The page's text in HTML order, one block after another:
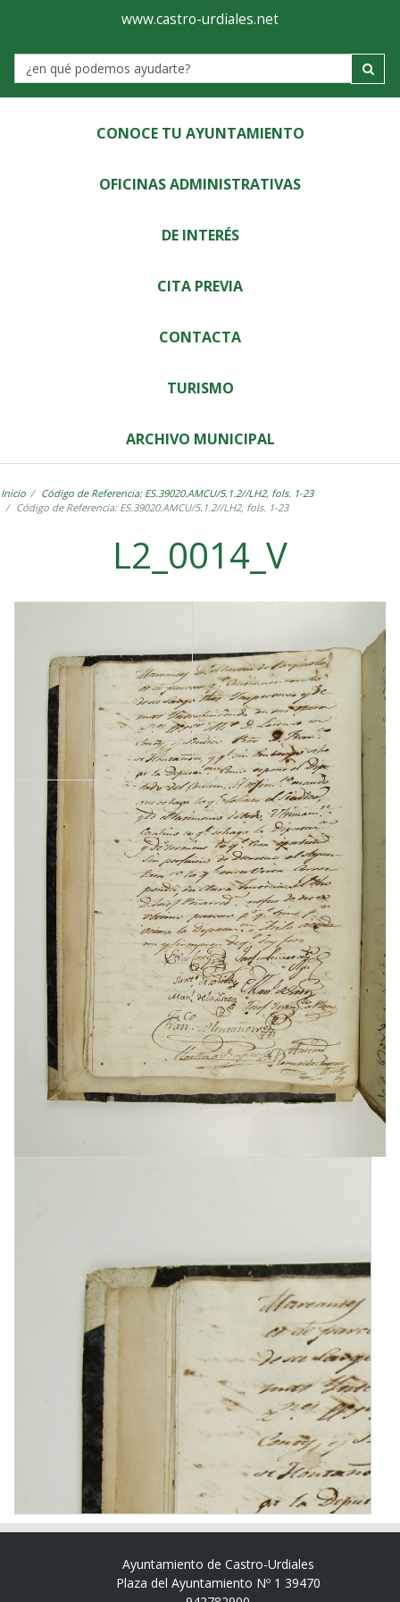
Ayuntamiento
de
Castro-
Urdiales
www.castro-urdiales.net
Label
CONOCE TU AYUNTAMIENTO
OFICINAS ADMINISTRATIVAS
DE INTERÉS
CITA PREVIA
CONTACTA
TURISMO
ARCHIVO MUNICIPAL
Inicio
Código de Referencia: ES.39020.AMCU/5.1.2//LH2, fols. 1-23
Código de Referencia: ES.39020.AMCU/5.1.2//LH2, fols. 1-23
L2_0014_V
Ayuntamiento de Castro-Urdiales
Plaza del Ayuntamiento Nº 1 39470